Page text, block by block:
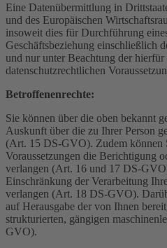
Eine Datenübermittlung in
und des Europäischen
insoweit dies für Durchführung
Geschäftsbeziehung einschließlich
und nur unter Beachtung der hierfür
datenschutzrechtlichen
Betroffenenrechte:
Sie können über die oben bekannt
Auskunft über die zu Ihrer Person
(Art. 15 DS-GVO). Zudem können
Voraussetzungen die Berichtigung
verlangen (Art. 16 und 17 DS-
Einschränkung der Verarbeitung
verlangen (Art. 18 DS-GVO).
auf Herausgabe der von Ihnen
strukturierten, gängigen
GVO).